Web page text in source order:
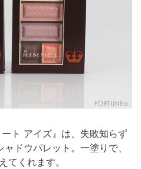
ト アイズ』は、失敗知らず
ドウパレット。一塗りで、
てくれます。